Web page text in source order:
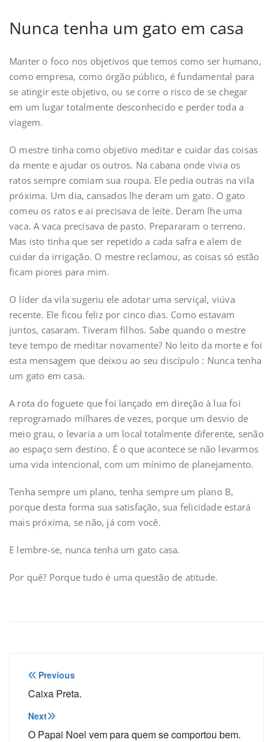
Nunca tenha um gato em casa
Manter o foco nos objetivos que temos como ser humano,
como empresa, como órgão público, é fundamental para
se atingir este objetivo, ou se corre o risco de se chegar
em um lugar totalmente desconhecido e perder toda a
viagem.
O mestre tinha como objetivo meditar e cuidar das coisas
da mente e ajudar os outros. Na cabana onde vivia os
ratos sempre comiam sua roupa. Ele pedia outras na vila
próxima. Um dia, cansados lhe deram um gato. O gato
comeu os ratos e ai precisava de leite. Deram lhe uma
vaca. A vaca precisava de pasto. Prepararam o terreno.
Mas isto tinha que ser repetido a cada safra e alem de
cuidar da irrigação. O mestre reclamou, as coisas só estão
ficam piores para mim.
O líder da vila sugeriu ele adotar uma serviçal, viúva
recente. Ele ficou feliz por cinco dias. Como estavam
juntos, casaram. Tiveram filhos. Sabe quando o mestre
teve tempo de meditar novamente? No leito da morte e foi
esta mensagem que deixou ao seu discípulo : Nunca tenha
um gato em casa.
A rota do foguete que foi lançado em direção à lua foi
reprogramado milhares de vezes, porque um desvio de
meio grau, o levaria a um local totalmente diferente, senão
ao espaço sem destino. É o que acontece se não levarmos
uma vida intencional, com um mínimo de planejamento.
Tenha sempre um plano, tenha sempre um plano B,
porque desta forma sua satisfação, sua felicidade estará
mais próxima, se não, já com você.
E lembre-se, nunca tenha um gato casa.
Por quê? Porque tudo é uma questão de atitude.
Navegação
de
Post
Previous
Caixa Preta.
Next
O Papai Noel vem para quem se comportou bem.